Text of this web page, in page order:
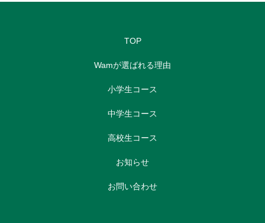
TOP
Wamが選ばれる理由
小学生コース
中学生コース
高校生コース
お知らせ
お問い合わせ